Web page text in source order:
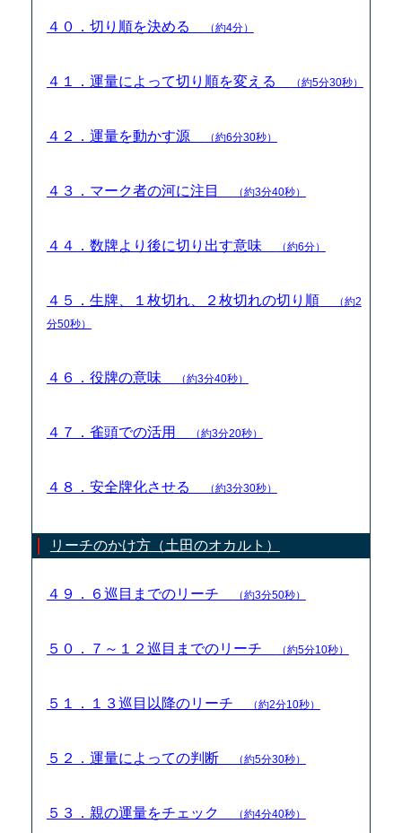
４０．切り順を決める （約4分）
４１．運量によって切り順を変える （約5分30秒）
４２．運量を動かす源 （約6分30秒）
４３．マーク者の河に注目 （約3分40秒）
４４．数牌より後に切り出す意味 （約6分）
４５．生牌、１枚切れ、２枚切れの切り順
（約2
分50秒）
４６．役牌の意味 （約3分40秒）
４７．雀頭での活用 （約3分20秒）
４８．安全牌化させる （約3分30秒）
リーチのかけ方（土田のオカルト）
４９．６巡目までのリーチ （約3分50秒）
５０．７～１２巡目までのリーチ （約5分10秒）
５１．１３巡目以降のリーチ （約2分10秒）
５２．運量によっての判断 （約5分30秒）
５３．親の運量をチェック （約4分40秒）